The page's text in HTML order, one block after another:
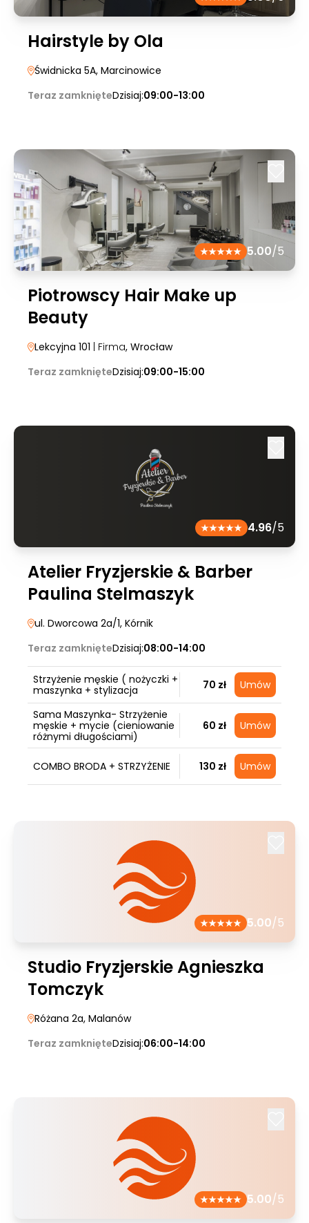
Hairstyle by Ola
Świdnicka 5A, Marcinowice
Teraz zamknięteDzisiaj:09:00-13:00
5.00/5
Piotrowscy Hair Make up
Beauty
Lekcyjna 101 | Firma, Wrocław
Teraz zamknięteDzisiaj:09:00-15:00
4.96/5
Atelier Fryzjerskie & Barber
Paulina Stelmaszyk
ul. Dworcowa 2a/1, Kórnik
Teraz zamknięteDzisiaj:08:00-14:00
Strzyżenie męskie ( nożyczki +
maszynka + stylizacja
70 zł Umów
Sama Maszynka- Strzyżenie
męskie + mycie (cieniowanie
różnymi długościami)
60 zł Umów
COMBO BRODA + STRZYŻENIE 130 zł Umów
5.00/5
Studio Fryzjerskie Agnieszka
Tomczyk
Różana 2a, Malanów
Teraz zamknięteDzisiaj:06:00-14:00
5.00/5